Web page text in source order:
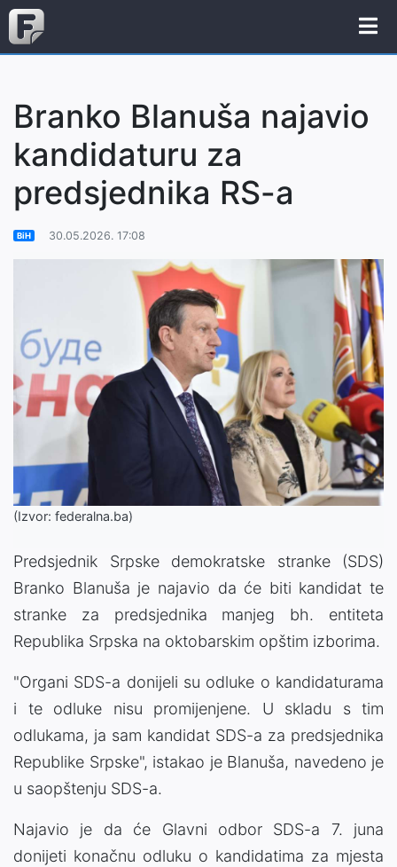
Branko Blanuša najavio
kandidaturu za
predsjednika RS-a
BiH 30.05.2026. 17:08
(Izvor: federalna.ba)
Predsjednik Srpske demokratske stranke (SDS)
Branko Blanuša je najavio da će biti kandidat te
stranke za predsjednika manjeg bh. entiteta
Republika Srpska na oktobarskim opštim izborima.
"Organi SDS-a donijeli su odluke o kandidaturama
i te odluke nisu promijenjene. U skladu s tim
odlukama, ja sam kandidat SDS-a za predsjednika
Republike Srpske", istakao je Blanuša, navedeno je
u saopštenju SDS-a.
Najavio je da će Glavni odbor SDS-a 7. juna
donijeti konačnu odluku o kandidatima za mjesta